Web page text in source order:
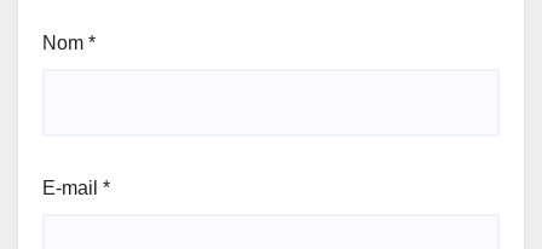
Nom *
E-mail *